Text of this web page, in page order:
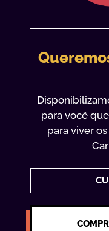
para você
para viver